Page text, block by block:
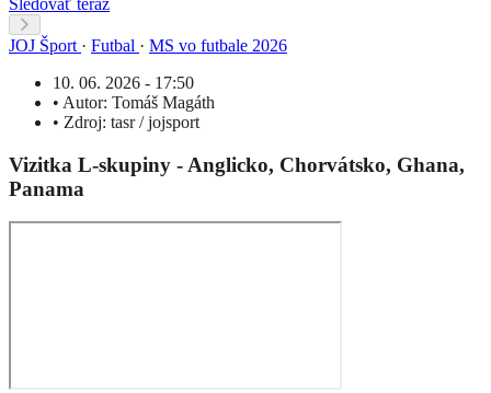
JOJ Šport · Futbal · MS vo futbale 2026
10. 06. 2026 - 17:50
• Autor: Tomáš Magáth
• Zdroj: tasr / jojsport
Vizitka L-skupiny - Anglicko, Chorvátsko, Ghana,
Panama